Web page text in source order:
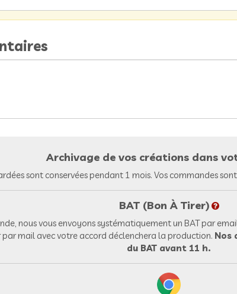
Archivage de vos créations dans
sont conservées pendant 1 mois. Vos commandes
BAT (Bon À Tirer)
nous vous envoyons systématiquement un BAT par
mail avec votre accord déclenchera la production. Nos
du BAT avant 11 h.